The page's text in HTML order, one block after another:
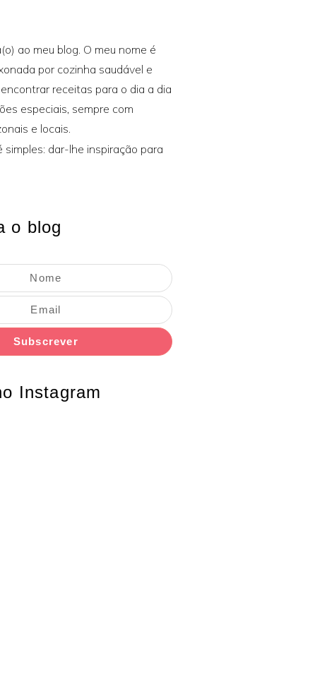
ao meu blog. O meu nome é
por cozinha saudável e
receitas para o dia a dia
especiais, sempre com
e locais.
simples: dar-lhe inspiração para
o blog
Subscrever
Instagram